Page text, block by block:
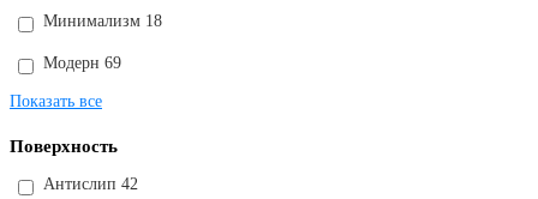
Минимализм 18
Модерн 69
Показать все
Поверхность
Антислип 42